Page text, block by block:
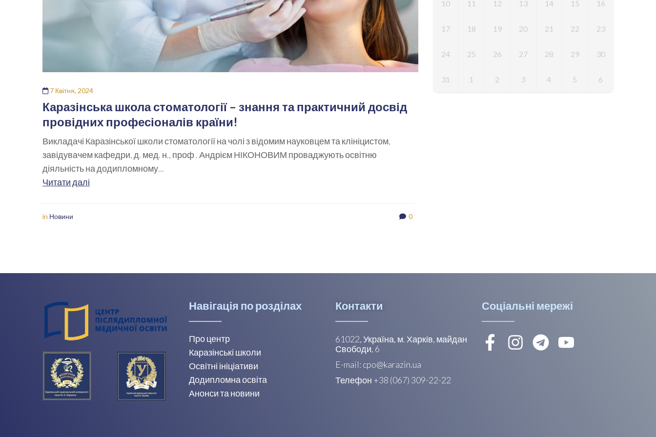
7 Квітня, 2024
Каразінська школа стоматології – знання та практичний досвід
провідних професіоналів країни!
Викладачі Каразінської школи стоматології на чолі з відомим науковцем та клініцистом,
завідувачем кафедри, д. мед. н., проф . Андрієм НІКОНОВИМ проваджують освітню
діяльність на додипломному...
Читати далі
in Новини 0
10 11 12 13 14 15 16
17 18 19 20 21 22 23
24 25 26 27 28 29 30
31 1 2 3 4 5 6
Навігація по розділах
Про центр
Каразінські школи
Освітні ініціативи
Додипломна освіта
Анонси та новини
Контакти
61022, Україна, м. Харків, майдан
Свободи, 6
E-mail: cpo@karazin.ua
Телефон +38 (067) 309-22-22
Соціальні мережі